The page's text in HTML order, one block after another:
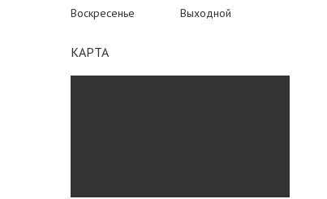
Воскресенье
Выходной
КАРТА